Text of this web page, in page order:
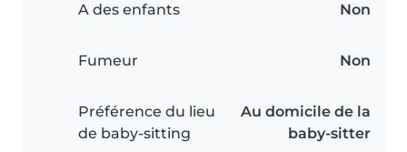
A des enfants Non
Fumeur Non
Préférence du lieu
de baby-sitting
Au domicile de la
baby-sitter